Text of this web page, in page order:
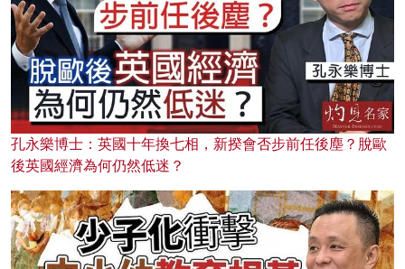
孔永樂博士：英國十年換七相，新揆會否步前任後塵？脫歐
後英國經濟為何仍然低迷？